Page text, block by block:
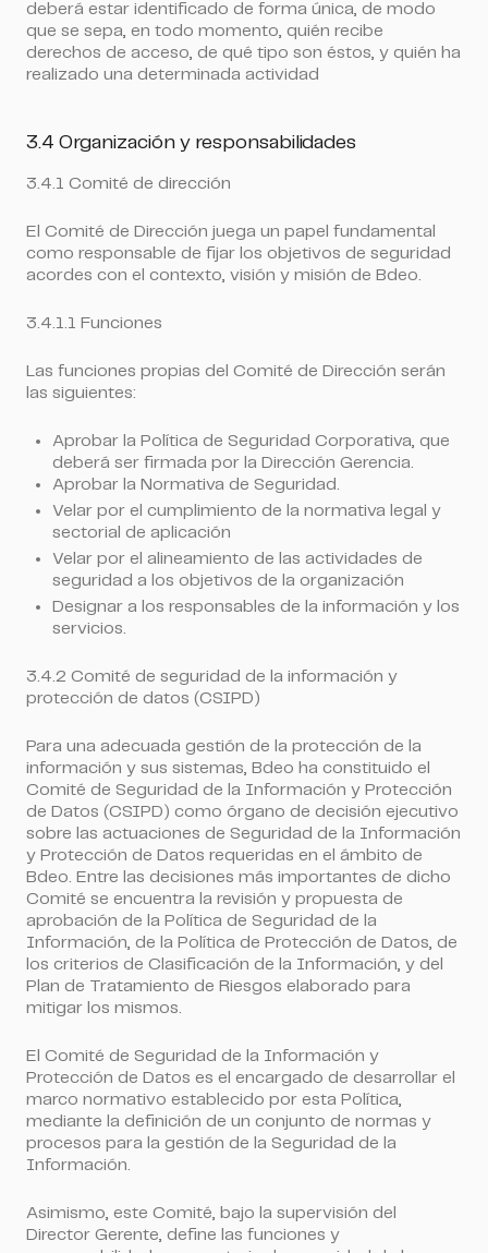
deberá estar identificado de forma única, de modo
que se sepa, en todo momento, quién recibe
derechos de acceso, de qué tipo son éstos, y quién ha
realizado una determinada actividad
3.4 Organización y responsabilidades
3.4.1 Comité de dirección
El Comité de Dirección juega un papel fundamental
como responsable de fijar los objetivos de seguridad
acordes con el contexto, visión y misión de Bdeo.
3.4.1.1 Funciones
Las funciones propias del Comité de Dirección serán
las siguientes:
Aprobar la Política de Seguridad Corporativa, que
deberá ser firmada por la Dirección Gerencia.
Aprobar la Normativa de Seguridad.
Velar por el cumplimiento de la normativa legal y
sectorial de aplicación
Velar por el alineamiento de las actividades de
seguridad a los objetivos de la organización
Designar a los responsables de la información y los
servicios.
3.4.2 Comité de seguridad de la información y
protección de datos (CSIPD)
Para una adecuada gestión de la protección de la
información y sus sistemas, Bdeo ha constituido el
Comité de Seguridad de la Información y Protección
de Datos (CSIPD) como órgano de decisión ejecutivo
sobre las actuaciones de Seguridad de la Información
y Protección de Datos requeridas en el ámbito de
Bdeo. Entre las decisiones más importantes de dicho
Comité se encuentra la revisión y propuesta de
aprobación de la Política de Seguridad de la
Información, de la Política de Protección de Datos, de
los criterios de Clasificación de la Información, y del
Plan de Tratamiento de Riesgos elaborado para
mitigar los mismos.
El Comité de Seguridad de la Información y
Protección de Datos es el encargado de desarrollar el
marco normativo establecido por esta Política,
mediante la definición de un conjunto de normas y
procesos para la gestión de la Seguridad de la
Información.
Asimismo, este Comité, bajo la supervisión del
Director Gerente, define las funciones y